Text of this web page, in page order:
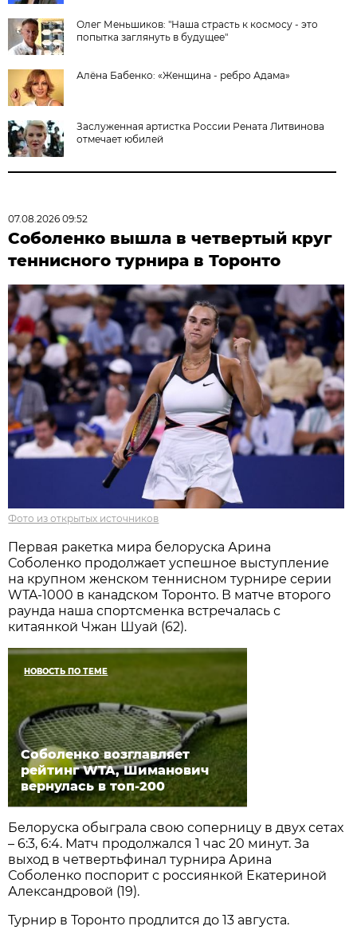
Олег Меньшиков: "Наша страсть к космосу - это
попытка заглянуть в будущее"
Алёна Бабенко: «Женщина - ребро Адама»
Заслуженная артистка России Рената Литвинова
отмечает юбилей
07.08.2026 09:52
Соболенко вышла в четвертый круг
теннисного турнира в Торонто
Фото из открытых источников
Первая ракетка мира белоруска Арина
Соболенко продолжает успешное выступление
на крупном женском теннисном турнире серии
WTA-1000 в канадском Торонто. В матче второго
раунда наша спортсменка встречалась с
китаянкой Чжан Шуай (62).
НОВОСТЬ ПО ТЕМЕ
Соболенко возглавляет
рейтинг WTA, Шиманович
вернулась в топ-200
Белоруска обыграла свою соперницу в двух сетах
– 6:3, 6:4. Матч продолжался 1 час 20 минут. За
выход в четвертьфинал турнира Арина
Соболенко поспорит с россиянкой Екатериной
Александровой (19).
Турнир в Торонто продлится до 13 августа.